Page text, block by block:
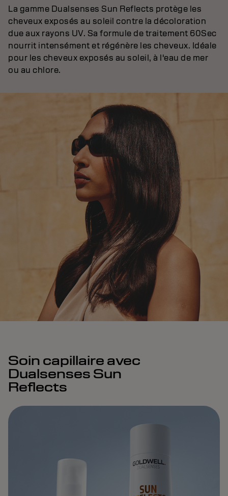
La gamme Dualsenses Sun Reflects protège les
cheveux exposés au soleil contre la décoloration
due aux rayons UV. Sa formule de traitement 60Sec
nourrit intensément et régénère les cheveux. Idéale
pour les cheveux exposés au soleil, à l'eau de mer
ou au chlore.
Soin capillaire avec
Dualsenses Sun
Reflects